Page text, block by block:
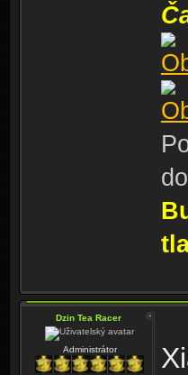
Dzin Tea Racer
Administrátor